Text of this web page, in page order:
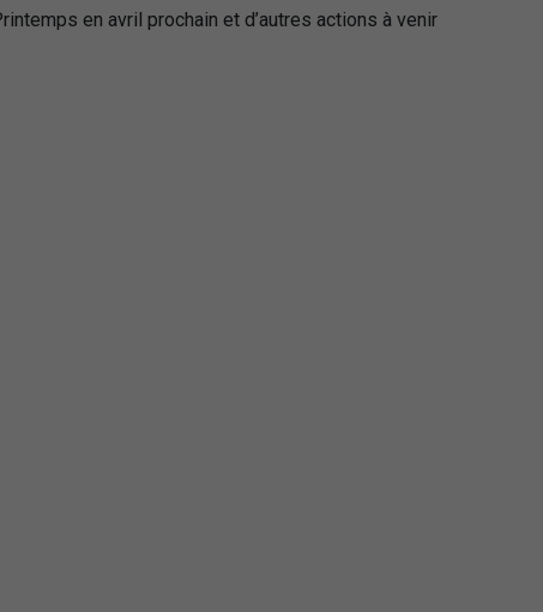
en avril prochain et d’autres actions à venir